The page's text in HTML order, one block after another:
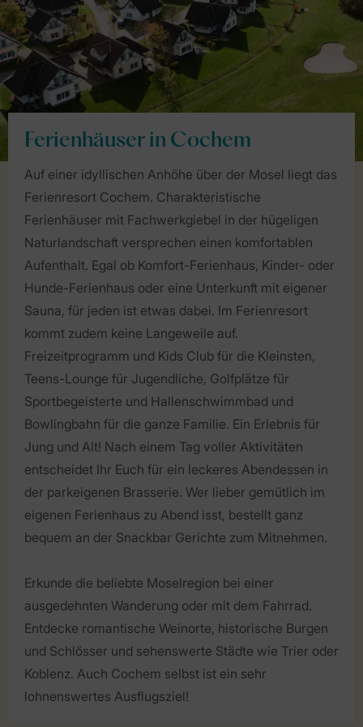
Ferienhäuser in Cochem
Auf einer idyllischen Anhöhe über der Mosel liegt das
Ferienresort Cochem. Charakteristische
Ferienhäuser mit Fachwerkgiebel in der hügeligen
Naturlandschaft versprechen einen komfortablen
Aufenthalt. Egal ob Komfort-Ferienhaus, Kinder- oder
Hunde-Ferienhaus oder eine Unterkunft mit eigener
Sauna, für jeden ist etwas dabei. Im Ferienresort
kommt zudem keine Langeweile auf.
Freizeitprogramm und Kids Club für die Kleinsten,
Teens-Lounge für Jugendliche, Golfplätze für
Sportbegeisterte und Hallenschwimmbad und
Bowlingbahn für die ganze Familie. Ein Erlebnis für
Jung und Alt! Nach einem Tag voller Aktivitäten
entscheidet Ihr Euch für ein leckeres Abendessen in
der parkeigenen Brasserie. Wer lieber gemütlich im
eigenen Ferienhaus zu Abend isst, bestellt ganz
bequem an der Snackbar Gerichte zum Mitnehmen.
Erkunde die beliebte Moselregion bei einer
ausgedehnten Wanderung oder mit dem Fahrrad.
Entdecke romantische Weinorte, historische Burgen
und Schlösser und sehenswerte Städte wie Trier oder
Koblenz. Auch Cochem selbst ist ein sehr
lohnenswertes Ausflugsziel!